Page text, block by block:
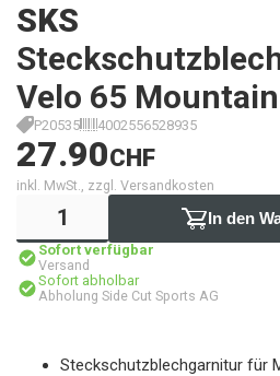
SKS
Velo 65
P20535 4002556528935
27.90CHF
inkl. MwSt., zzgl. Versandkosten
In den
Sofort verfügbar
Versand
Sofort abholbar
Abholung Side Cut Sports AG
Steckschutzblechgarnitur für